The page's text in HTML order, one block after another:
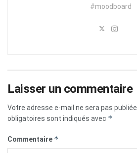
#moodboard
Laisser un commentaire
Votre adresse e-mail ne sera pas publiée.
obligatoires sont indiqués avec *
Commentaire *